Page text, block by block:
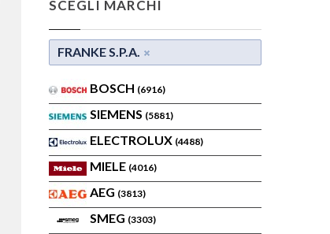
SCEGLI MARCHI
FRANKE S.P.A.
BOSCH (6916)
SIEMENS (5881)
ELECTROLUX (4488)
MIELE (4016)
AEG (3813)
SMEG (3303)